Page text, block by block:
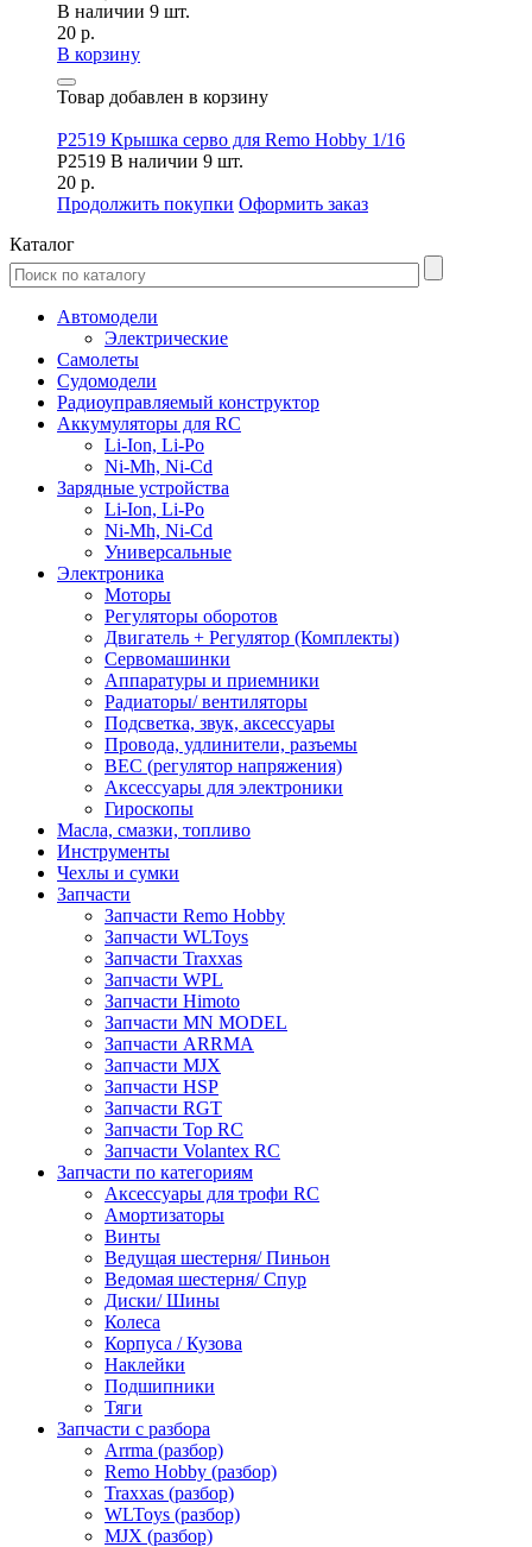
В наличии 9 шт.
20 р.
В корзину
Товар добавлен в корзину
P2519 Крышка серво для Remo Hobby 1/16
P2519 В наличии 9 шт.
20 р.
Продолжить покупки Оформить заказ
Каталог
Автомодели
Электрические
Самолеты
Судомодели
Радиоуправляемый конструктор
Аккумуляторы для RC
Li-Ion, Li-Po
Ni-Mh, Ni-Cd
Зарядные устройства
Li-Ion, Li-Po
Ni-Mh, Ni-Cd
Универсальные
Электроника
Моторы
Регуляторы оборотов
Двигатель + Регулятор (Комплекты)
Сервомашинки
Аппаратуры и приемники
Радиаторы/ вентиляторы
Подсветка, звук, аксессуары
Провода, удлинители, разъемы
BEC (регулятор напряжения)
Аксессуары для электроники
Гироскопы
Масла, смазки, топливо
Инструменты
Чехлы и сумки
Запчасти
Запчасти Remo Hobby
Запчасти WLToys
Запчасти Traxxas
Запчасти WPL
Запчасти Himoto
Запчасти MN MODEL
Запчасти ARRMA
Запчасти MJX
Запчасти HSP
Запчасти RGT
Запчасти Top RC
Запчасти Volantex RC
Запчасти по категориям
Аксессуары для трофи RC
Амортизаторы
Винты
Ведущая шестерня/ Пиньон
Ведомая шестерня/ Спур
Диски/ Шины
Колеса
Корпуса / Кузова
Наклейки
Подшипники
Тяги
Запчасти с разбора
Arrma (разбор)
Remo Hobby (разбор)
Traxxas (разбор)
WLToys (разбор)
MJX (разбор)